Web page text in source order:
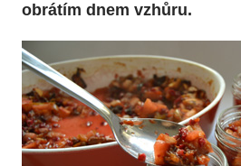
obrátím dnem vzhůru.